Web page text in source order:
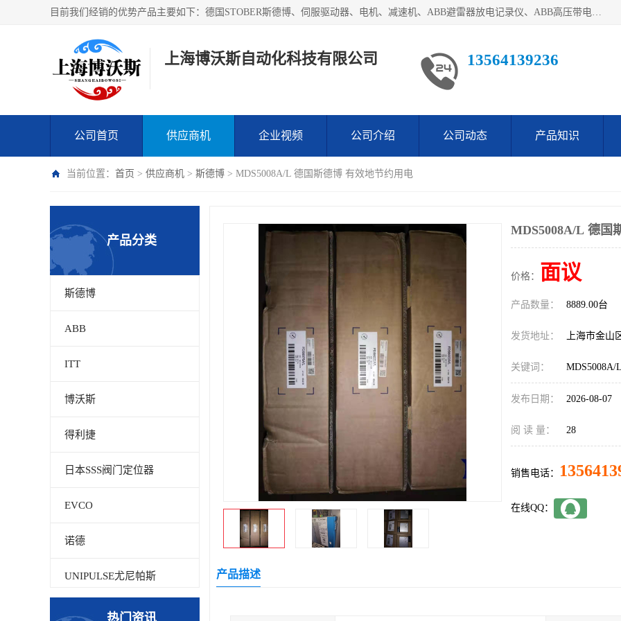
目前我们经销的优势产品主要如下：德国STOBER斯德博、伺服驱动器、电机、减速机、ABB避雷器放电记录仪、ABB高压带电指示器、模拟指示器、柜用照明灯、风机控制器、日本SSS阀门定位器；德国NORD诺德、德国SEW、ITT压力开关、ROSS、伦茨、WEST、ATOS、派克、SSS、三菱、 EVCO、 尤尼帕斯、日本三桥、三菱、威格士、KEB科比等等，品牌众多，无法一一列举！详情来电咨询
上海博沃斯自动化科技有限公司 13564139236
公司首页 供应商机 企业视频 公司介绍 公司动态 产品知识
当前位置： 首页 > 供应商机 > 斯德博 > MDS5008A/L 德国斯德博 有效地节约用电
产品分类
斯德博
ABB
ITT
博沃斯
得利捷
日本SSS阀门定位器
EVCO
诺德
UNIPULSE尤尼帕斯
热门资讯
MDS5008A/L 德国
价格： 面议
产品数量： 8889.00台
发货地址： 上海市金山
关键词： MDS5008A/L
发布日期： 2026-08-07
阅 读 量： 28
销售电话：
在线QQ：
产品描述